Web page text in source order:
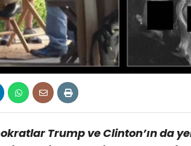
Trump ve Clinton’ın da